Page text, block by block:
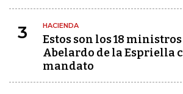
3 HACIENDA
Estos son los 18
Abelardo de la Espriella
mandato